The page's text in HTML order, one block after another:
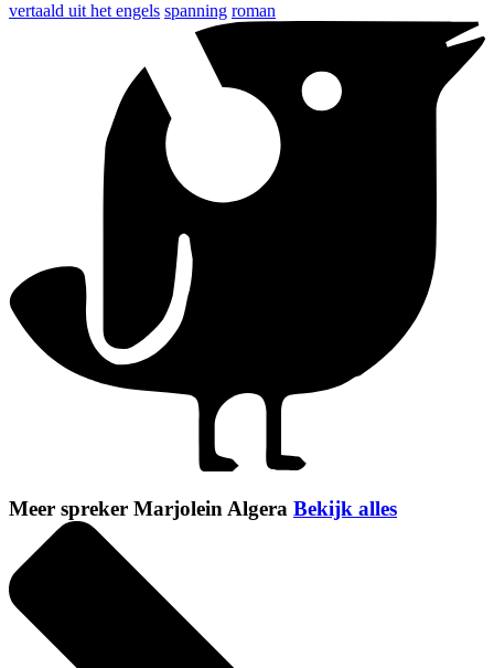
vertaald uit het engels spanning roman
Meer spreker Marjolein Algera Bekijk alles